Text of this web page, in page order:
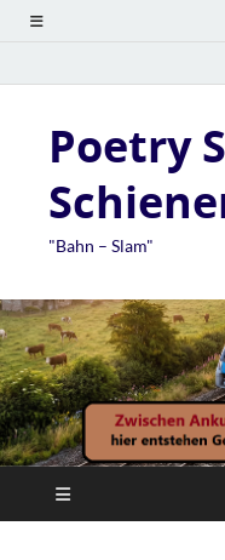
Poetry
"Bahn – Slam"